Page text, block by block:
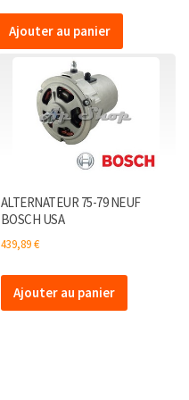
Ajouter au panier
ALTERNATEUR 75-79 NEUF
BOSCH USA
439,89€
Ajouter au panier